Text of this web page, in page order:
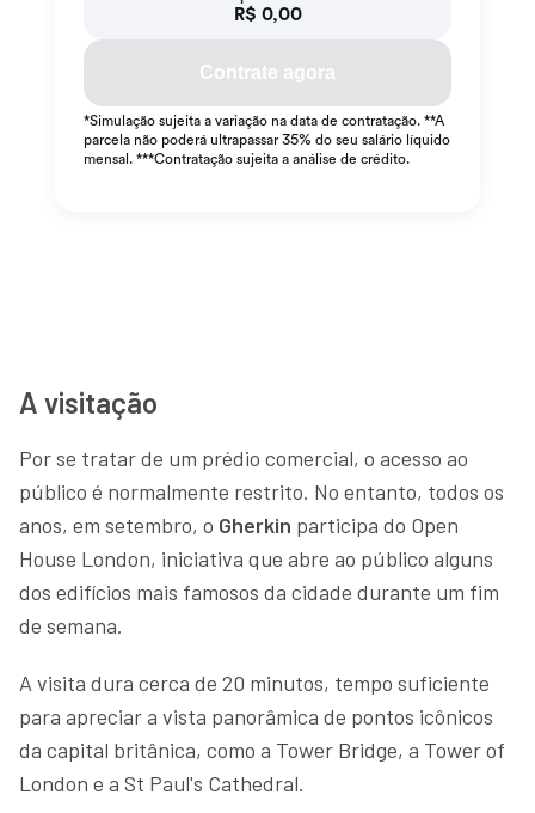
A visitação
Por se tratar de um prédio comercial, o acesso ao
público é normalmente restrito. No entanto, todos os
anos, em setembro, o Gherkin participa do Open
House London, iniciativa que abre ao público alguns
dos edifícios mais famosos da cidade durante um fim
de semana.
A visita dura cerca de 20 minutos, tempo suficiente
para apreciar a vista panorâmica de pontos icônicos
da capital britânica, como a Tower Bridge, a Tower of
London e a St Paul's Cathedral.